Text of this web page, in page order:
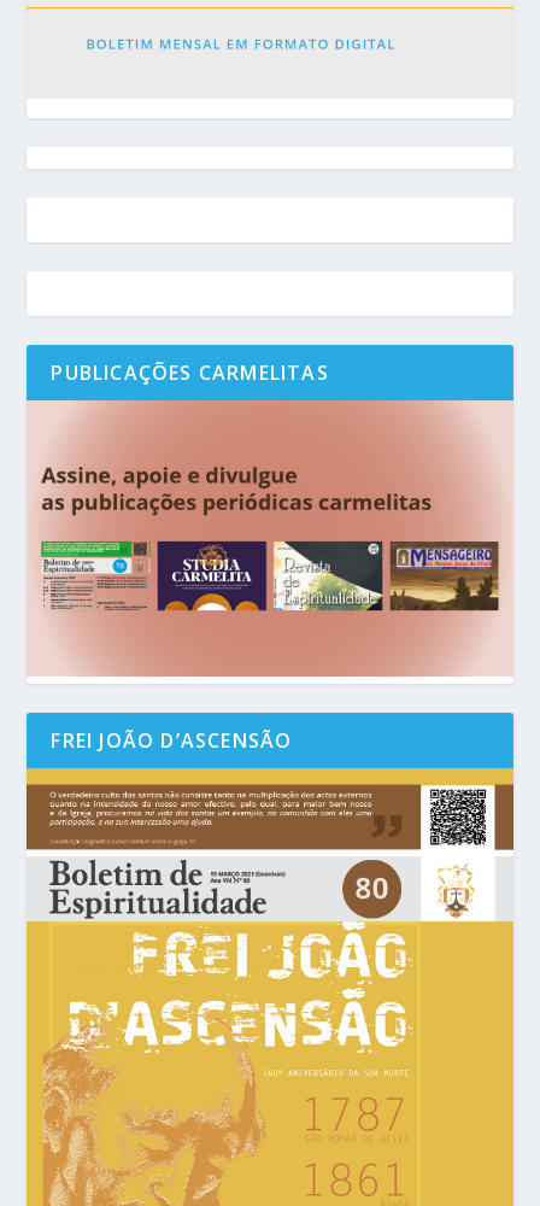
PUBLICAÇÕES CARMELITAS
FREI JOÃO D’ASCENSÃO